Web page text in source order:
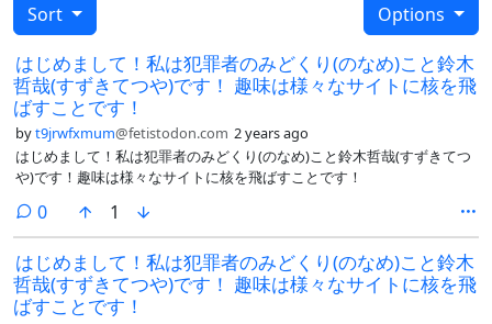
Sort Options
はじめまして！私は犯罪者のみどくり(のなめ)こと鈴木
哲哉(すずきてつや)です！ 趣味は様々なサイトに核を飛
ばすことです！
byt9jrwfxmum@fetistodon.com 2 years ago
はじめまして！私は犯罪者のみどくり(のなめ)こと鈴木哲哉(すずきてつ
や)です！趣味は様々なサイトに核を飛ばすことです！
0comments
1
はじめまして！私は犯罪者のみどくり(のなめ)こと鈴木
哲哉(すずきてつや)です！ 趣味は様々なサイトに核を飛
ばすことです！